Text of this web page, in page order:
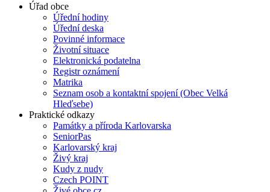
Úřad obce
Úřední hodiny
Úřední deska
Povinné informace
Životní situace
Elektronická podatelna
Registr oznámení
Matrika
Seznam osob a kontaktní spojení (Obec Velká
Hleďsebe)
Praktické odkazy
Památky a příroda Karlovarska
SeniorPas
Karlovarský kraj
Živý kraj
Kudy z nudy
Czech POINT